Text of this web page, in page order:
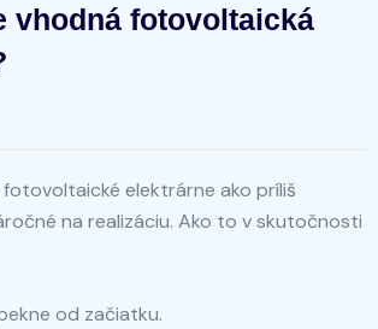
vhodná fotovoltaická
elektrárne ako príliš
na realizáciu. Ako to v skutočnosti
od začiatku.